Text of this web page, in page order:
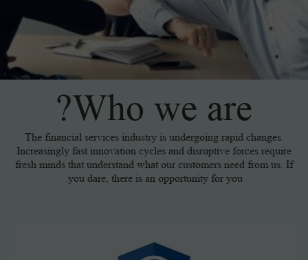
أليانز لحماية أسرتك
أليانز لأمانك
أليانز لضمان تقاعدك
أليانز كير
برامج الحماية
التأمينات الهندسية
تأمين المسئوليات
التأمين البحرى
تأمين السيارات التجارية
التأمين الجماعي على الحياة للموظفين
التأمين الطبي الجماعي للموظفين
للموظفينالتقاعد الجماعي للموظفين
AR
Who we are?
The financial services industry is undergoing rapid changes.
Increasingly fast innovation cycles and disruptive forces require
fresh minds that understand what our customers need from us. If
you dare, there is an opportunity for you.